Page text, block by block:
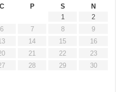
C P S
N
1
2
6 7 8
9
14 15
16
21 22
23
28 29
30